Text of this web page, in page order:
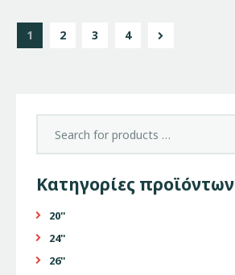
1 2 3 4
Κατηγορίες προϊόντων
20''
24''
26''